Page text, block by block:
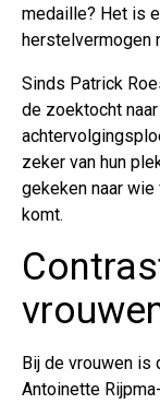
medaille? Het is
herstelvermogen
Sinds Patrick
de zoektocht
zeker van hun
gekeken naar
komt.
Bij de vrouwen is
Antoinette